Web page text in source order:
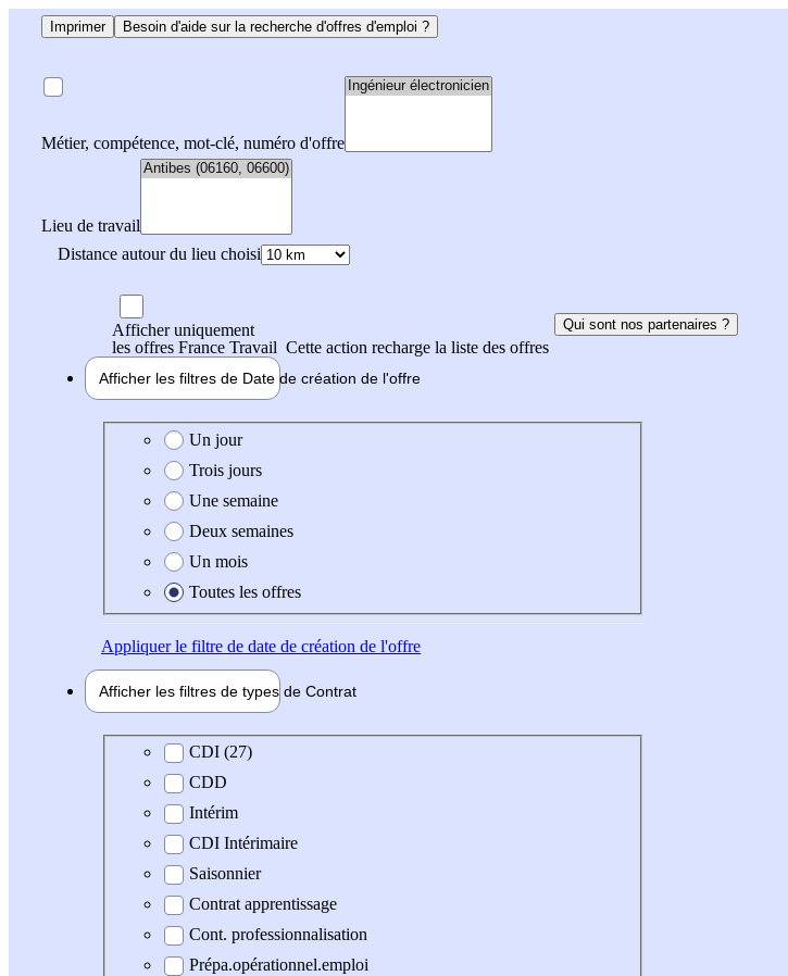
Imprimer Besoin d'aide sur la recherche d'offres d'emploi ?
Métier, compétence, mot-clé, numéro d'offre
Lieu de travail
Distance autour du lieu choisi
Afficher uniquement
les offres France Travail Cette action recharge la liste des offres
Qui sont nos partenaires ?
Afficher les filtres de Date de création de l'offre
Date de création de l'offre
Un jour
Trois jours
Une semaine
Deux semaines
Un mois
Toutes les offres
Appliquerle filtre de date de création de l'offre
Afficher les filtres de types de Contrat
Type de contratCDI (27)
CDD
Intérim
CDI Intérimaire
Saisonnier
Contrat apprentissage
Cont. professionnalisation
Prépa.opérationnel.emploi